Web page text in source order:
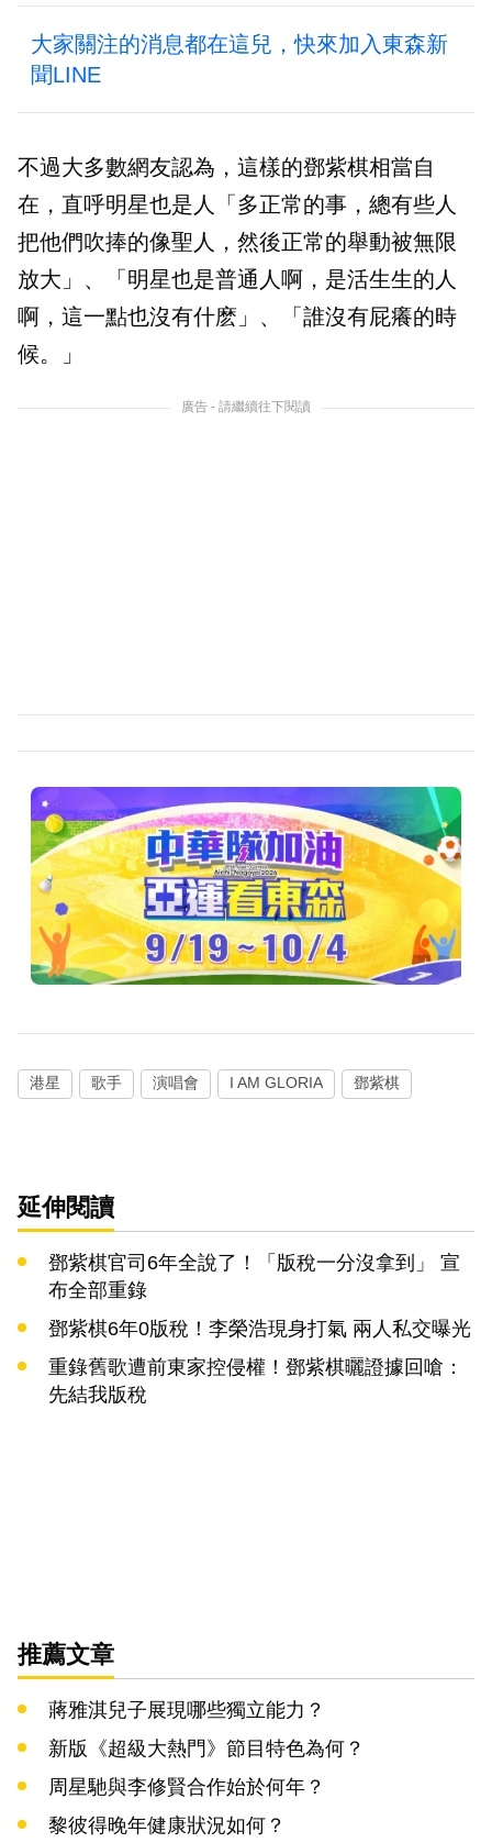
大家關注的消息都在這兒，快來加入東森新
聞LINE
不過大多數網友認為，這樣的鄧紫棋相當自
在，直呼明星也是人「多正常的事，總有些人
把他們吹捧的像聖人，然後正常的舉動被無限
放大」、「明星也是普通人啊，是活生生的人
啊，這一點也沒有什麽」、「誰沒有屁癢的時
候。」
廣告 - 請繼續往下閱讀
港星 歌手 演唱會 I AM GLORIA 鄧紫棋
延伸閱讀
鄧紫棋官司6年全說了！「版稅一分沒拿到」 宣
布全部重錄
鄧紫棋6年0版稅！李榮浩現身打氣 兩人私交曝光
重錄舊歌遭前東家控侵權！鄧紫棋曬證據回嗆：
先結我版稅
推薦文章
蔣雅淇兒子展現哪些獨立能力？
新版《超級大熱門》節目特色為何？
周星馳與李修賢合作始於何年？
黎彼得晚年健康狀況如何？